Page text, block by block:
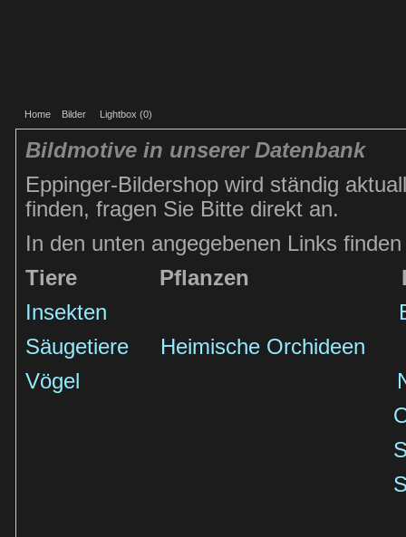
Home Bilder Lightbox (0)
Bildmotive in unserer Datenbank
Eppinger-Bildershop wird ständig
finden, fragen Sie Bitte direkt an.
In den unten angegebenen Links
Tiere
Pflanzen
Insekten
Säugetiere
Heimische Orchideen
Vögel